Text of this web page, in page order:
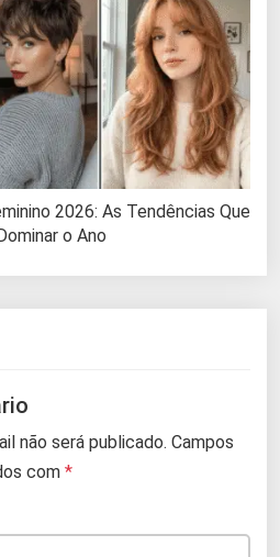
2026: As Tendências Que
o Ano
não será publicado. Campos
com *